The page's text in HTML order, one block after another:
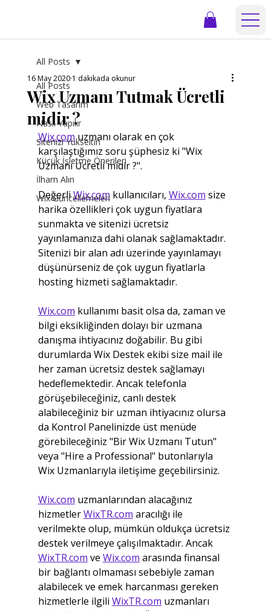
All Posts
Web Tasarım
Nasıl Yapılır
Sitenizi Yükseltin
Küçük İşletme Önerileri
İlham Alın
Wix Güncellemeleri
All Posts
Wix Uzmanı Tutmak Ücretli
midir ?
16 May 2020 1 dakikada okunur
Wix.com uzmanı olarak en çok
karşılaştığımız soru şüphesiz ki "Wix
Uzmanı Ücretli midir ?".
Değerli Wix.com kullanıcıları, Wix.com size
harika özellikleri çok uygun fiyatlara
sunmakta ve sitenizi ücretsiz
yayınlamanıza dahi olanak sağlamaktadır.
Sitenizi bir alan adı üzerinde yayınlamayı
düşünürseniz de çok uygun fiyatlarla
hosting hizmeti sağlamaktadır.
Wix.com kullanımı basit olsa da, zaman ve
bilgi eksikliğinden dolayı bir uzmana
danışma ihtiyacınız doğabilir. Bu gibi
durumlarda Wix Destek ekibi size mail ile
her zaman ücretsiz destek sağlamayı
hedeflemektedir. Ancak telefonla
görüşebileceğiniz, canlı destek
alabileceğiniz bir uzman ihtiyacınız olursa
da Kontrol Panelinizde üst menüde
görebileceğiniz "Bir Wix Uzmanı Tutun"
veya "Hire a Professional" butonlarıyla
Wix Uzmanlarıyla iletişime geçebilirsiniz.
Wix.com uzmanlarından alacağınız
hizmetler WixTR.com aracılığı ile
verilmekte olup, mümkün oldukça ücretsiz
destek verilmeye çalışılmaktadır. Ancak
WixTR.com ve Wix.com arasında finansal
bir bağlantı olmaması sebebiyle zaman
alabilecek ve emek harcanması gereken
hizmetlerle ilgili WixTR.com uzmanları